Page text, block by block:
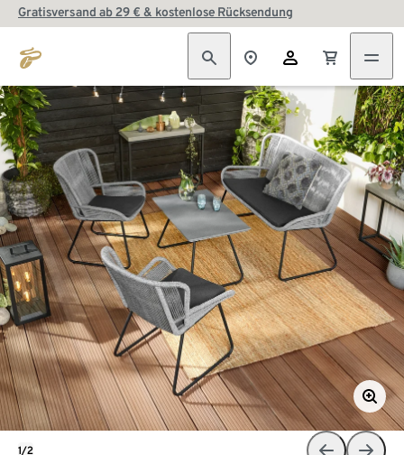
Gratisversand ab 29 € & kostenlose Rücksendung
1/2